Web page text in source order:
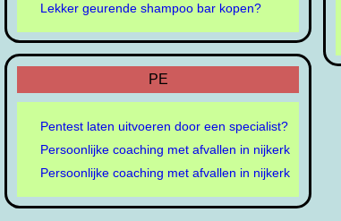
Lekker geurende shampoo bar kopen?
PE
Pentest laten uitvoeren door een specialist?
Persoonlijke coaching met afvallen in nijkerk
Persoonlijke coaching met afvallen in nijkerk